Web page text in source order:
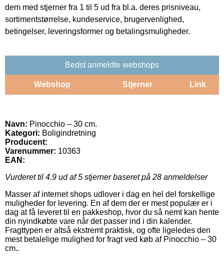
dem med stjerner fra 1 til 5 ud fra bl.a. deres prisniveau,
sortimentstørrelse, kundeservice, brugervenlighed,
betingelser, leveringsformer og betalingsmuligheder.
Bedst anmeldte webshops
Webshop Stjerner Link
Navn: Pinocchio – 30 cm.
Kategori: Boligindretning
Producent:
Varenummer: 10363
EAN:
Vurderet til 4.9 ud af 5 stjerner baseret på 28 anmeldelser
Masser af internet shops udlover i dag en hel del forskellige
muligheder for levering. En af dem der er mest populær er i
dag at få leveret til en pakkeshop, hvor du så nemt kan hente
din nyindkøbte vare når det passer ind i din kalender.
Fragttypen er altså ekstremt praktisk, og ofte ligeledes den
mest betalelige mulighed for fragt ved køb af Pinocchio – 30
cm..